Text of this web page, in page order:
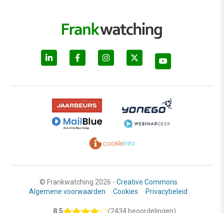
© Frankwatching 2026 - Creative Commons
Algemene voorwaarden
Cookies Privacybeleid
8.5 (2434 beoordelingen)